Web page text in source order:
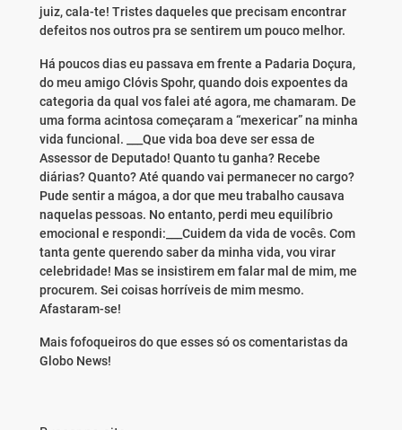
juiz, cala-te! Tristes daqueles que precisam encontrar
defeitos nos outros pra se sentirem um pouco melhor.
Há poucos dias eu passava em frente a Padaria Doçura,
do meu amigo Clóvis Spohr, quando dois expoentes da
categoria da qual vos falei até agora, me chamaram. De
uma forma acintosa começaram a “mexericar” na minha
vida funcional. ___Que vida boa deve ser essa de
Assessor de Deputado! Quanto tu ganha? Recebe
diárias? Quanto? Até quando vai permanecer no cargo?
Pude sentir a mágoa, a dor que meu trabalho causava
naquelas pessoas. No entanto, perdi meu equilíbrio
emocional e respondi:___Cuidem da vida de vocês. Com
tanta gente querendo saber da minha vida, vou virar
celebridade! Mas se insistirem em falar mal de mim, me
procurem. Sei coisas horríveis de mim mesmo.
Afastaram-se!
Mais fofoqueiros do que esses só os comentaristas da
Globo News!